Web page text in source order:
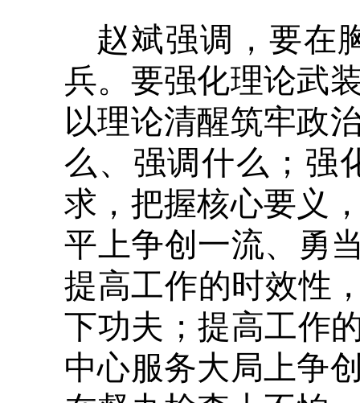
赵斌强调，要在
兵。要强化理论武
以理论清醒筑牢政
么、强调什么；强
求，把握核心要义
平上争创一流、勇
提高工作的时效性
下功夫；提高工作
中心服务大局上争